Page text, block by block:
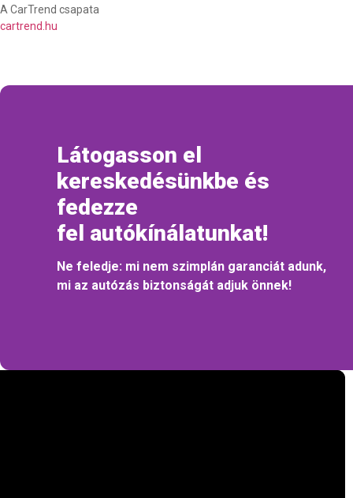
A CarTrend csapata
cartrend.hu
Látogasson el
kereskedésünkbe és
fedezze
fel autókínálatunkat!
Ne feledje: mi nem szimplán garanciát adunk,
mi az autózás biztonságát adjuk önnek!